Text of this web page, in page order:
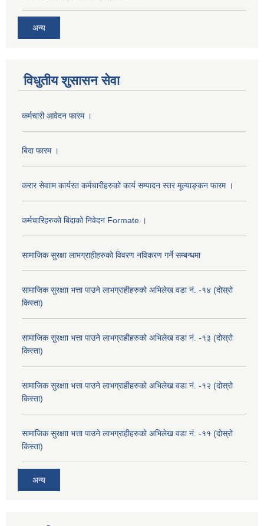
अन्य
विधुतीय शुसासन सेवा
कर्मचारी आवेदन फारम ।
बिदा फारम ।
करार सेवााम कार्यरत कर्मचारीहरुको कार्य सम्पादन स्तर मूल्याङ्कन फारम ।
कर्मचारिहरुको बिदाको निवेदन Formate ।
सामाजिक सुरक्षा लाभग्राहीहरुको विवरण नविकरण गर्ने सम्बन्धमा
सामाजिक सुरक्षाा भत्ता पाउने लाभग्राहीहरुको अभिलेख वडा नं. -१४ (दोस्रो
किस्ता)
सामाजिक सुरक्षाा भत्ता पाउने लाभग्राहीहरुको अभिलेख वडा नं. -१३ (दोस्रो
किस्ता)
सामाजिक सुरक्षाा भत्ता पाउने लाभग्राहीहरुको अभिलेख वडा नं. -१२ (दोस्रो
किस्ता)
सामाजिक सुरक्षाा भत्ता पाउने लाभग्राहीहरुको अभिलेख वडा नं. -११ (दोस्रो
किस्ता)
अन्य